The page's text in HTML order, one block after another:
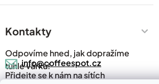
Ochrana osobních údajů
Prodejny
Kávový slovník
Napsali o nás
Kontakty
Odpovíme hned, jak dopražíme
tuhle várku!
info@coffeespot.cz
Přidejte se k nám na sítích